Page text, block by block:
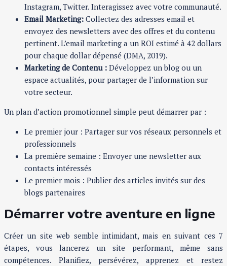
Instagram, Twitter. Interagissez avec votre communauté.
Email Marketing: Collectez des adresses email et
envoyez des newsletters avec des offres et du contenu
pertinent. L’email marketing a un ROI estimé à 42 dollars
pour chaque dollar dépensé (DMA, 2019).
Marketing de Contenu : Développez un blog ou un
espace actualités, pour partager de l’information sur
votre secteur.
Un plan d’action promotionnel simple peut démarrer par :
Le premier jour : Partager sur vos réseaux personnels et
professionnels
La première semaine : Envoyer une newsletter aux
contacts intéressés
Le premier mois : Publier des articles invités sur des
blogs partenaires
Démarrer votre aventure en ligne
Créer un site web semble intimidant, mais en suivant ces 7
étapes, vous lancerez un site performant, même sans
compétences. Planifiez, persévérez, apprenez et restez